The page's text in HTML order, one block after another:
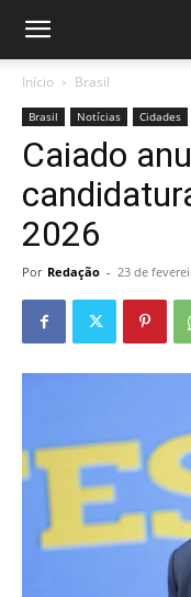
Início Brasil
Brasil Notícias Cidades
Caiado
2026
Por Redação - 23 de